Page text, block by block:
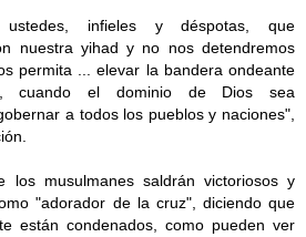
ustedes, infieles y déspotas, que
nuestra yihad y no nos detendremos
permita ... elevar la bandera ondeante
cuando el dominio de Dios sea
a todos los pueblos y naciones",
los musulmanes saldrán victoriosos y
"adorador de la cruz", diciendo que
están condenados, como pueden ver